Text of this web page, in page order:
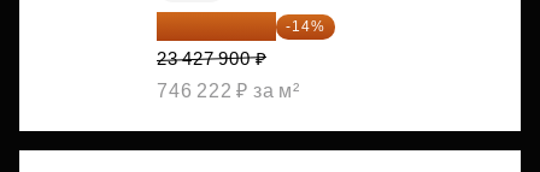
20 147 994 ₽ -14%
23 427 900 ₽
746 222 ₽ за м²